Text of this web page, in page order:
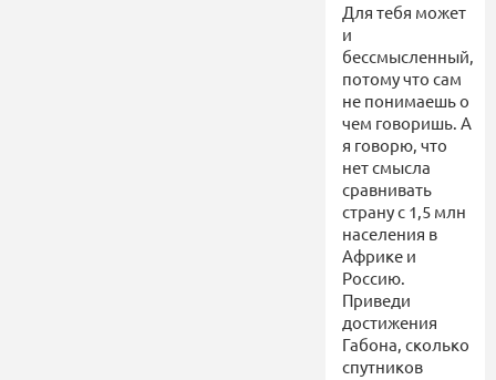
Для тебя может
и
бессмысленный,
потому что сам
не понимаешь о
чем говоришь. А
я говорю, что
нет смысла
сравнивать
страну с 1,5 млн
населения в
Африке и
Россию.
Приведи
достижения
Габона, сколько
спутников